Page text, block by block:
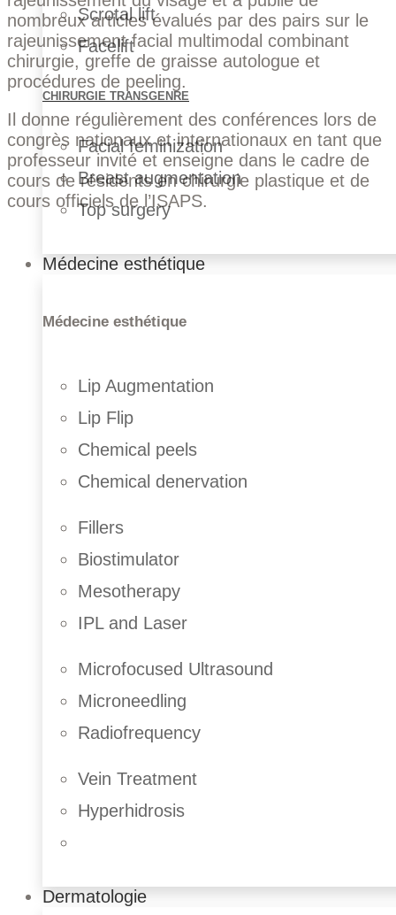
Scrotal lift
Facelift
CHIRURGIE TRANSGENRE
Facial feminization
Breast augmentation
Top surgery
Médecine esthétique
Médecine esthétique
Lip Augmentation
Lip Flip
Chemical peels
Chemical denervation
Fillers
Biostimulator
Mesotherapy
IPL and Laser
Microfocused Ultrasound
Microneedling
Radiofrequency
Vein Treatment
Hyperhidrosis
Dermatologie
nombreux articles évalués par des pairs sur le
rajeunissement facial multimodal combinant
chirurgie, greffe de graisse autologue et
procédures de peeling.
Il donne régulièrement des conférences lors de
congrès nationaux et internationaux en tant que
professeur invité et enseigne dans le cadre de
cours de résidents en chirurgie plastique et de
cours officiels de l’ISAPS.